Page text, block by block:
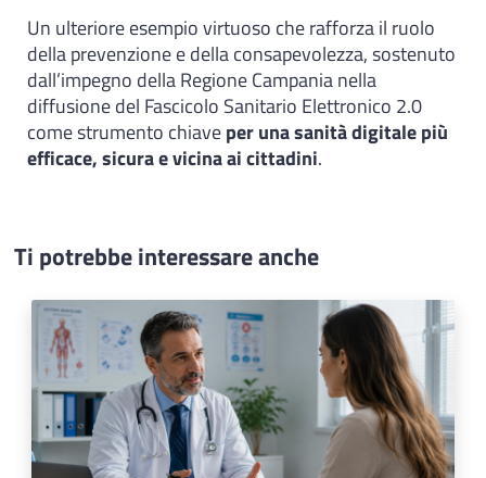
Un ulteriore esempio virtuoso che rafforza il ruolo
della prevenzione e della consapevolezza, sostenuto
dall’impegno della Regione Campania nella
diffusione del Fascicolo Sanitario Elettronico 2.0
come strumento chiaveper una sanità digitale più
efficace, sicura e vicina ai cittadini.
Ti potrebbe interessare anche